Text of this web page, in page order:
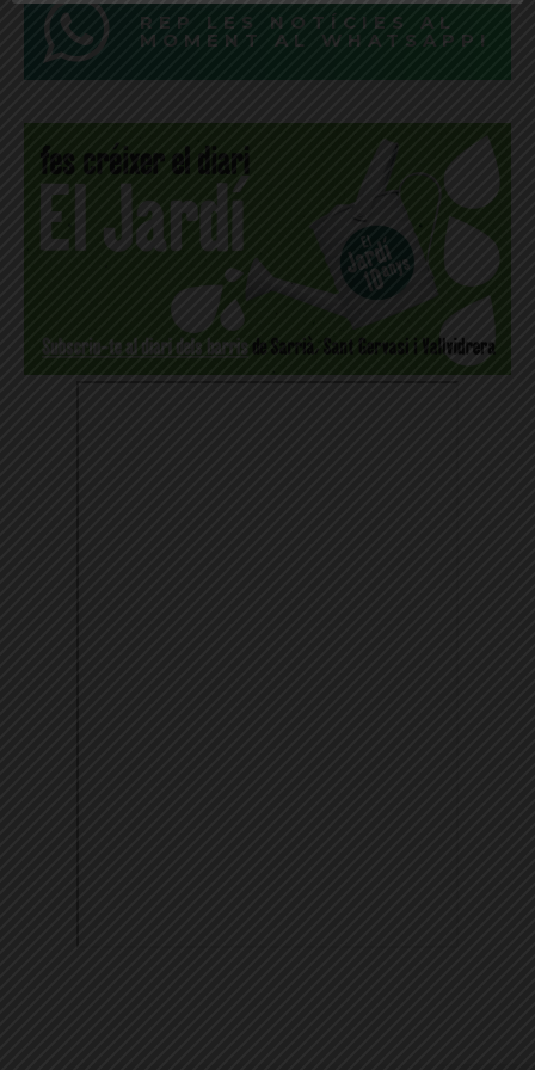
REP LES NOTÍCIES AL
MOMENT AL WHATSAPP!